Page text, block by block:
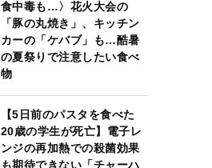
食中毒も…〉花火大会の
「豚の丸焼き」、キッチン
カーの「ケバブ」も…酷暑
の夏祭りで注意したい食べ
物
【5日前のパスタを食べた
20歳の学生が死亡】電子レ
ンジの再加熱での殺菌効果
も期待できない「チャーハ